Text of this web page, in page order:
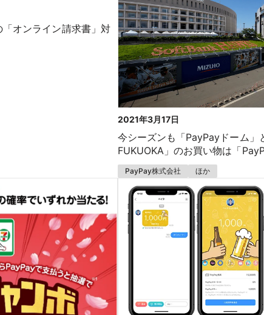
オンライン請求書」対
2021年3月17日
今シーズンも「PayPayドーム」
FUKUOKA」のお買い物は「
PayPay株式会社 ほか